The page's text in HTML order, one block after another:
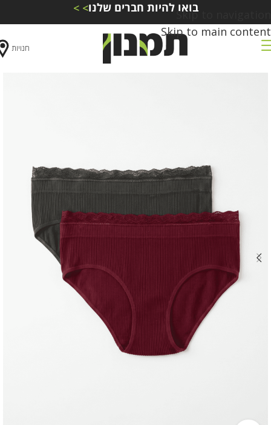
Skip to navigation
Skip to main content
> >בואו להיות חברים שלנו
חנויות